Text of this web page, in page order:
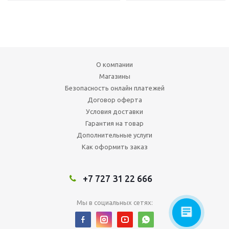
О компании
Магазины
Безопасность онлайн платежей
Договор оферта
Условия доставки
Гарантия на товар
Дополнительные услуги
Как оформить заказ
+7 727 31 22 666
Мы в социальных сетях: